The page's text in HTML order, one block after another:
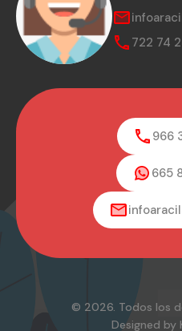
722 74
966
665
© 2026. Todos los
Designed by